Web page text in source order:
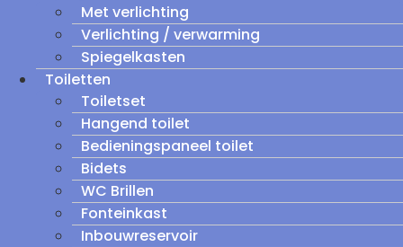
Met verlichting
Verlichting / verwarming
Spiegelkasten
Toiletten
Toiletset
Hangend toilet
Bedieningspaneel toilet
Bidets
WC Brillen
Fonteinkast
Inbouwreservoir